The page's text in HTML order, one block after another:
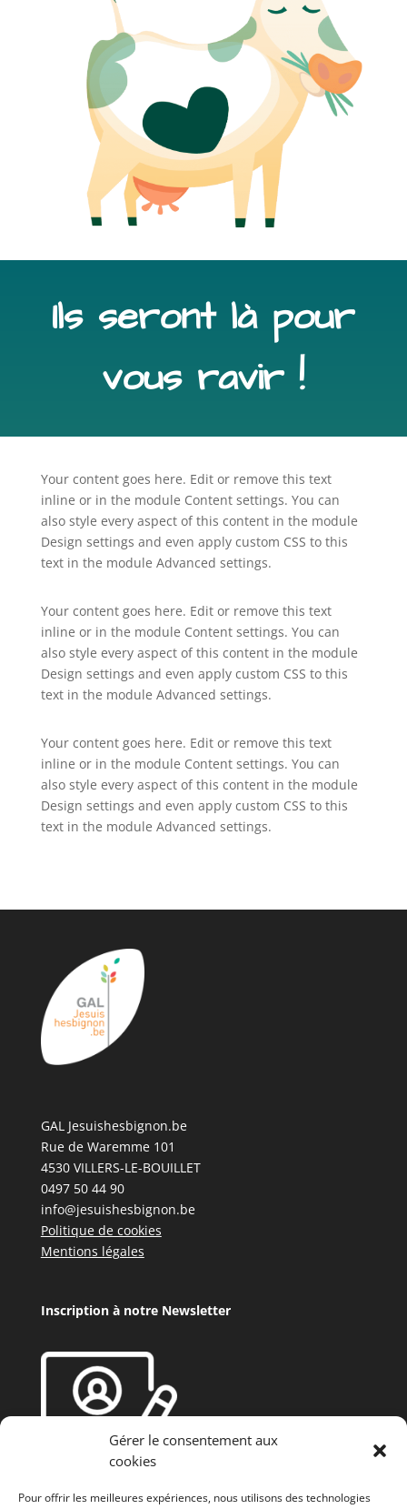
Gérer le consentement aux
cookies
Pour offrir les meilleures expériences, nous utilisons des technologies
Ils seront là pour
vous ravir !
Your content goes here. Edit or remove this text
inline or in the module Content settings. You can
also style every aspect of this content in the module
Design settings and even apply custom CSS to this
text in the module Advanced settings.
Your content goes here. Edit or remove this text
inline or in the module Content settings. You can
also style every aspect of this content in the module
Design settings and even apply custom CSS to this
text in the module Advanced settings.
Your content goes here. Edit or remove this text
inline or in the module Content settings. You can
also style every aspect of this content in the module
Design settings and even apply custom CSS to this
text in the module Advanced settings.
GAL Jesuishesbignon.be
Rue de Waremme 101
4530 VILLERS-LE-BOUILLET
0497 50 44 90
info@jesuishesbignon.be
Politique de cookies
Mentions légales
Inscription à notre Newsletter